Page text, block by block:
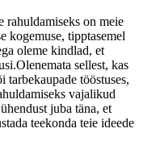
rahuldamiseks on meie
kogemuse, tipptasemel
oleme kindlad, et
sellest, kas
tööstuses,
vajalikud
juba täna, et
teekonda teie ideede